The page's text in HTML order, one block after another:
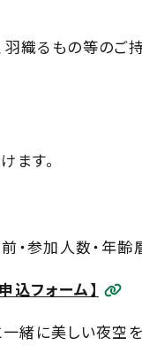
織るもの等のご
ます。
・参加人数・年
フォーム】
緒に美しい夜空